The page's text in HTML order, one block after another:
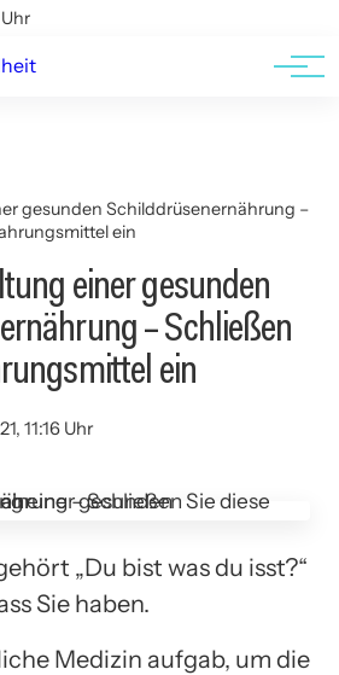
gesunden Schilddrüsenernährung –
ein
einer gesunden
– Schließen
ein
11:16 Uhr
„Du bist was du isst?“
Sie haben.
Medizin aufgab, um die